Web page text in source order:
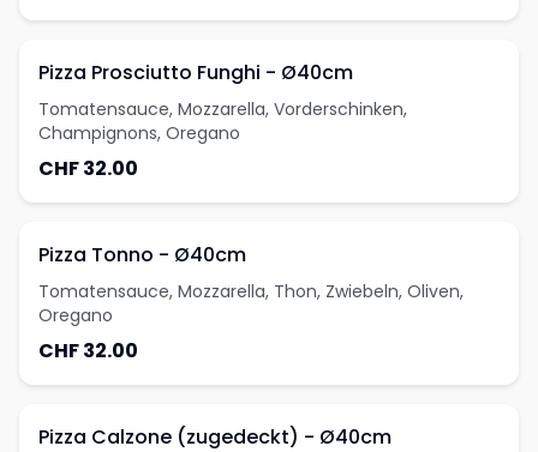
Pizza Prosciutto Funghi - Ø40cm
Tomatensauce, Mozzarella, Vorderschinken,
Champignons, Oregano
CHF 32.00
Pizza Tonno - Ø40cm
Tomatensauce, Mozzarella, Thon, Zwiebeln, Oliven,
Oregano
CHF 32.00
Pizza Calzone (zugedeckt) - Ø40cm